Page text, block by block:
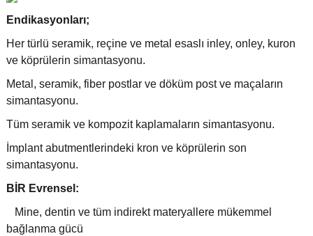
Endikasyonları;
Her türlü seramik, reçine ve metal esaslı inley, onley, kuron
ve köprülerin simantasyonu.
Metal, seramik, fiber postlar ve döküm post ve maçaların
simantasyonu.
Tüm seramik ve kompozit kaplamaların simantasyonu.
İmplant abutmentlerindeki kron ve köprülerin son
simantasyonu.
BİR Evrensel:
Mine, dentin ve tüm indirekt materyallere mükemmel
bağlanma gücü